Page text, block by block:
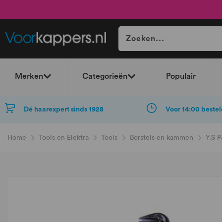
Merken Categorieën Populair
Dé haarexpert sinds 1928 Voor 14:00
Home Tools en Elektra Tools Borstels en kammen Y.S